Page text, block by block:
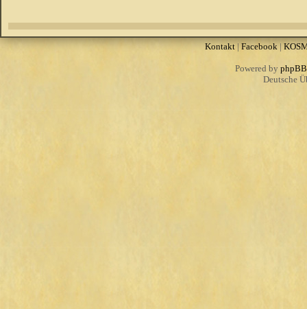
Kontakt|Facebook|
Powered by phpBB
Deutsche